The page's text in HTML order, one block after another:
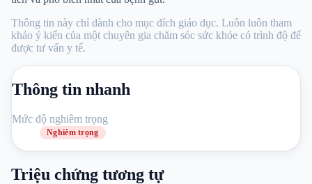
Thông tin này chỉ dành cho mục đích giáo dục. Luôn luôn tham
khảo ý kiến ​​​​của một chuyên gia chăm sóc sức khỏe có trình độ để
được tư vấn y tế.
Thông tin nhanh
Mức độ nghiêm trọng
Nghiêm trọng
Triệu chứng tương tự